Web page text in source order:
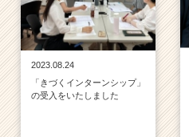
2023.08.24
「きづくインターンシップ」
の受入をいたしました